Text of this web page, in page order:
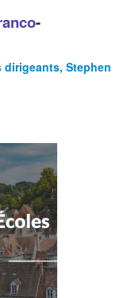
-
dirigeants, Stephen